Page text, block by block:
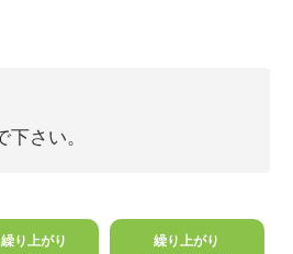
さい。
繰り上がり
繰り上がり